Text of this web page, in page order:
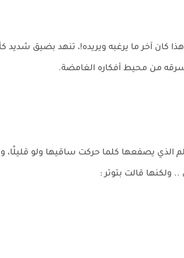
كان آخر ما يرغبه ويريده!، تنهد بضيق شديد
من محيط أفكاره الغامضة.
يصفعها كلما حركت ساقيها ولو قليلًا،
قالت بتوتر :